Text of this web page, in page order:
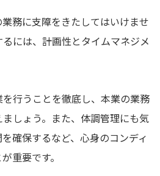
務に支障をきたしてはいけませ
には、計画性とタイムマネジメ
行うことを徹底し、本業の業務
しょう。また、体調管理にも気
確保するなど、心身のコンディ
重要です。